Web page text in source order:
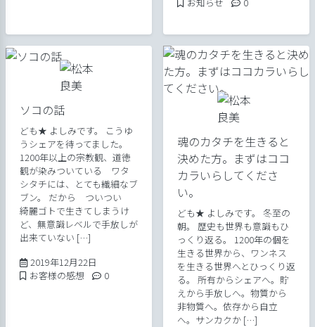
ソコの話
ども★ よしみです。 こうゆ
うシェアを待ってました。
1200年以上の宗教観、道徳
観が染みついている ワタ
シタチには、とても繊細なブ
ブン。 だから ついつい
綺麗ゴトで生きてしまうけ
ど、無意識レベルで手放しが
出来ていない […]
2019年12月22日
Posted in
お客様の感想 Comments:
0
魂のカタチを生きると
決めた方。まずはココ
カラいらしてくださ
い。
ども★ よしみです。 冬至の
朝。 歴史も世界も意識もひ
っくり返る。 1200年の個を
生きる世界から、ワンネス
を生きる世界へとひっくり返
る。 所有からシェアへ。貯
えから手放しへ。物質から
非物質へ。依存から自立
へ。サンカクか […]